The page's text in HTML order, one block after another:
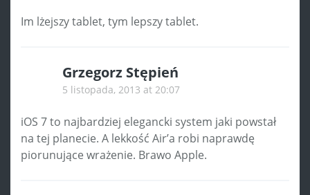
Im lżejszy tablet, tym lepszy tablet.
Grzegorz Stępień
5 listopada, 2013 at 20:07
iOS 7 to najbardziej elegancki system jaki powstał
na tej planecie. A lekkość Air’a robi naprawdę
piorunujące wrażenie. Brawo Apple.